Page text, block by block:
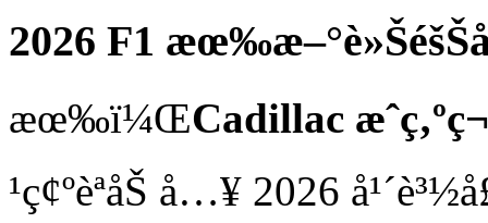
2026 F1
æœ‰ï¼ŒCadillac
¹ç¢ºèªåŠ å…¥ 2026